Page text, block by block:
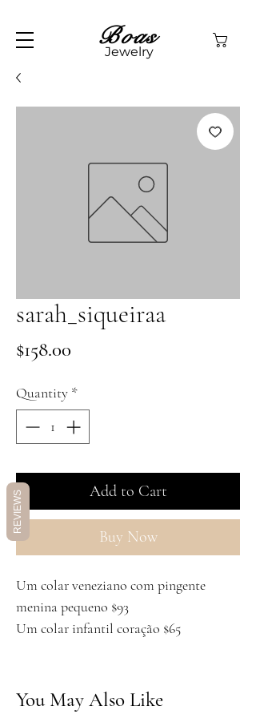
Boas
Jewelry
sarah_siqueiraa
$158.00
Quantity *
Add to Cart
Buy Now
Um colar veneziano com pingente
menina pequeno $93
Um colar infantil coração $65
You May Also Like
REVIEWS